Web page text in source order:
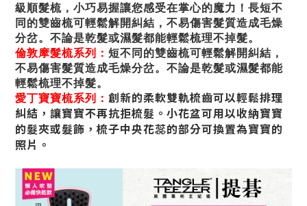
級順髮梳，小巧易握讓您感受在掌心的魔力！長短不
同的雙齒梳可輕鬆解開糾結，不易傷害髮質造成毛燥
分岔。不論是乾髮或濕髮都能輕鬆梳理不掉髮。
倫敦摩髮梳系列： 短不同的雙齒梳可輕鬆解開糾結，
不易傷害髮質造成毛燥分岔。不論是乾髮或濕髮都能
輕鬆梳理不掉髮。
愛丁寶寶梳系列： 創新的柔軟雙軌梳齒可以輕鬆排理
糾結，讓寶寶不再抗拒梳髮。小花盆可用以收納寶寶
的髮夾或髮飾，梳子中央花蕊的部分可換置為寶寶的
照片。